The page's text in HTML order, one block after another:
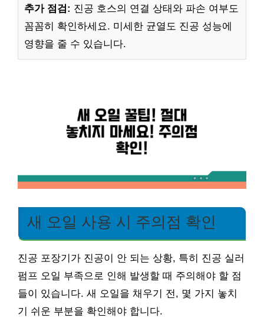
추가 점검: 진공 호스의 연결 상태와 파손 여부도
꼼꼼히 확인하세요. 미세한 균열도 진공 성능에
영향을 줄 수 있습니다.
새 오일 사용 시 주의점 확인
진공 포장기가 진공이 안 되는 상황, 특히 진공 실러
펌프 오일 부족으로 인해 발생할 때 주의해야 할 점
들이 있습니다. 새 오일을 채우기 전, 몇 가지 놓치
기 쉬운 부분을 확인해야 합니다.